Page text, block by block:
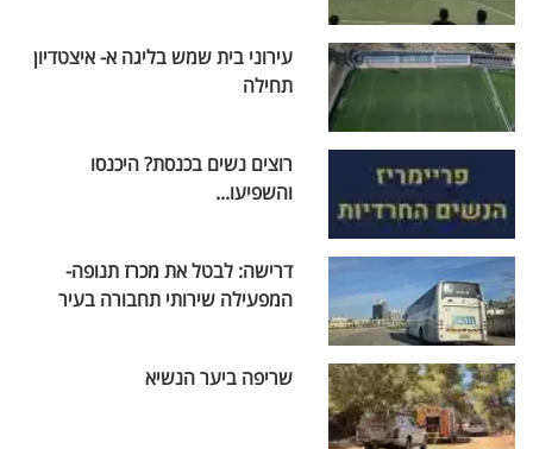
עירוני בית שמש בליגה א- איצטדיון
תחילה
רוצים נשים בכנסת? היכנסו
והשפיעו...
דרישה: לבטל את מכרז תנופה-
המפעילה שירותי תחבורה בעיר
שריפה ביער הנשיא